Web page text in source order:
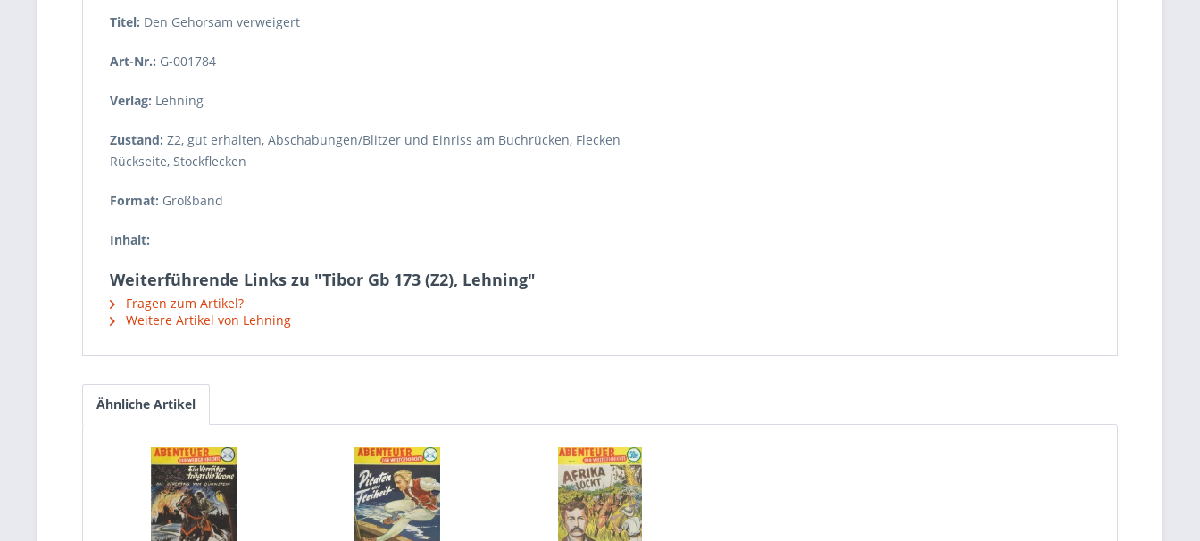
Titel: Den Gehorsam verweigert
Art-Nr.: G-001784
Verlag: Lehning
Zustand: Z2, gut erhalten, Abschabungen/Blitzer und Einriss am Buchrücken, Flecken
Rückseite, Stockflecken
Format: Großband
Inhalt:
Weiterführende Links zu "Tibor Gb 173 (Z2), Lehning"
Fragen zum Artikel?
Weitere Artikel von Lehning
Ähnliche Artikel